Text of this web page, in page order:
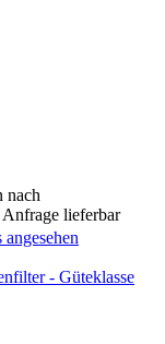
nach
lieferbar
- Güteklasse